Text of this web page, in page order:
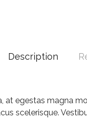
Description
egestas magna
scelerisque.